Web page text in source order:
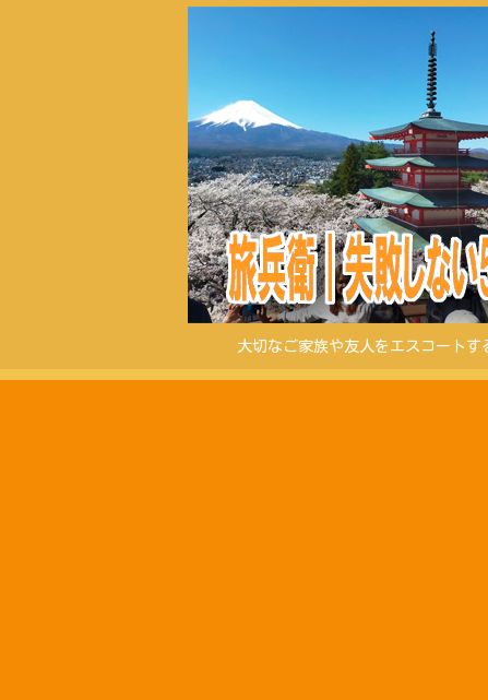
大切なご家族や友人をエスコート